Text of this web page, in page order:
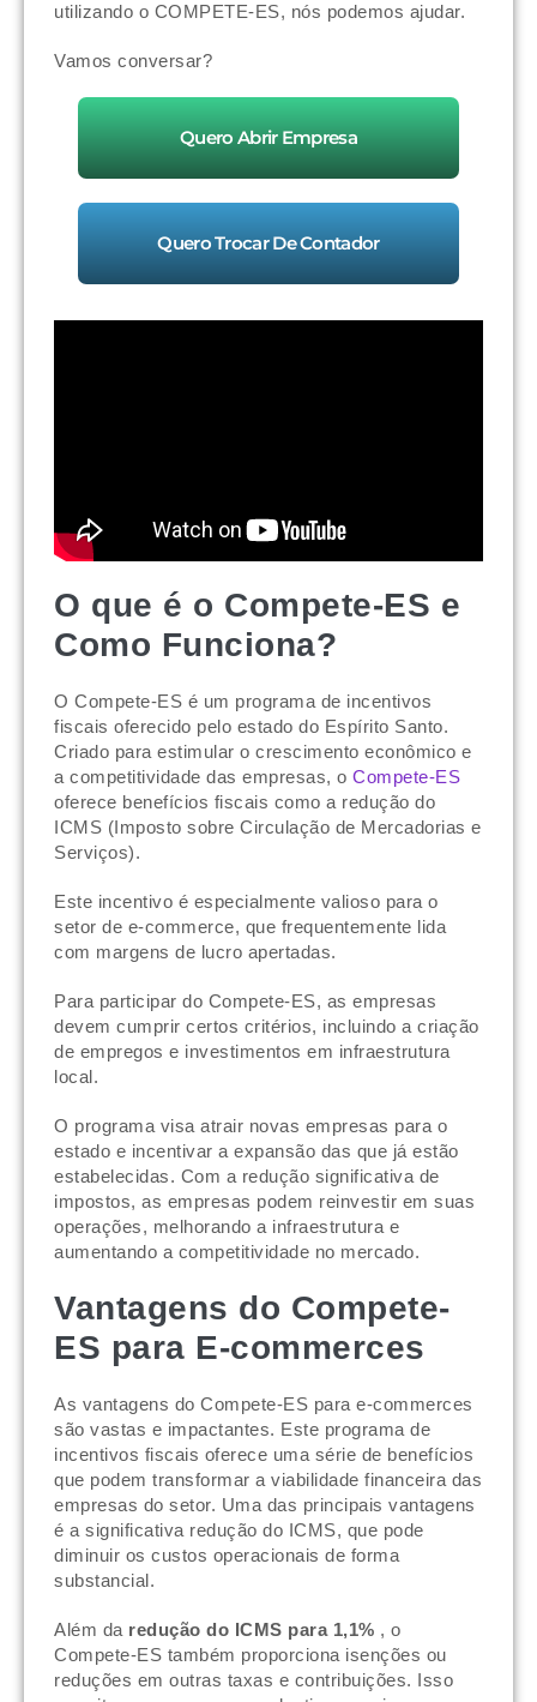
utilizando o COMPETE-ES, nós podemos ajudar.
Vamos conversar?
Quero Abrir Empresa
Quero Trocar De Contador
O que é o Compete-ES e
Como Funciona?
O Compete-ES é um programa de incentivos
fiscais oferecido pelo estado do Espírito Santo.
Criado para estimular o crescimento econômico e
a competitividade das empresas, o Compete-ES
oferece benefícios fiscais como a redução do
ICMS (Imposto sobre Circulação de Mercadorias e
Serviços).
Este incentivo é especialmente valioso para o
setor de e-commerce, que frequentemente lida
com margens de lucro apertadas.
Para participar do Compete-ES, as empresas
devem cumprir certos critérios, incluindo a criação
de empregos e investimentos em infraestrutura
local.
O programa visa atrair novas empresas para o
estado e incentivar a expansão das que já estão
estabelecidas. Com a redução significativa de
impostos, as empresas podem reinvestir em suas
operações, melhorando a infraestrutura e
aumentando a competitividade no mercado.
Vantagens do Compete-
ES para E-commerces
As vantagens do Compete-ES para e-commerces
são vastas e impactantes. Este programa de
incentivos fiscais oferece uma série de benefícios
que podem transformar a viabilidade financeira das
empresas do setor. Uma das principais vantagens
é a significativa redução do ICMS, que pode
diminuir os custos operacionais de forma
substancial.
Além da redução do ICMS para 1,1% , o
Compete-ES também proporciona isenções ou
reduções em outras taxas e contribuições. Isso